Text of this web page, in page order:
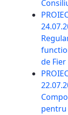
de Fier